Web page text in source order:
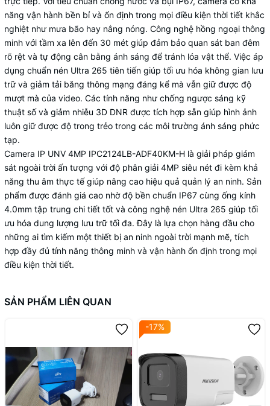
năng vận hành bền bỉ và ổn định trong mọi điều kiện thời tiết khắc
nghiệt như mưa bão hay nắng nóng. Công nghệ hồng ngoại thông
minh với tầm xa lên đến 30 mét giúp đảm bảo quan sát ban đêm
rõ rệt và tự động cân bằng ánh sáng để tránh lóa vật thể. Việc áp
dụng chuẩn nén Ultra 265 tiên tiến giúp tối ưu hóa không gian lưu
trữ và giảm tải băng thông mạng đáng kể mà vẫn giữ được độ
mượt mà của video. Các tính năng như chống ngược sáng kỹ
thuật số và giảm nhiễu 3D DNR được tích hợp sẵn giúp hình ảnh
luôn giữ được độ trong trẻo trong các môi trường ánh sáng phức
tạp.
Camera IP UNV 4MP IPC2124LB-ADF40KM-H là giải pháp giám
sát ngoài trời ấn tượng với độ phân giải 4MP siêu nét đi kèm khả
năng thu âm thực tế giúp nâng cao hiệu quả quản lý an ninh. Sản
phẩm được đánh giá cao nhờ độ bền chuẩn IP67 cùng ống kính
4.0mm tập trung chi tiết tốt và công nghệ nén Ultra 265 giúp tối
ưu hóa dung lượng lưu trữ tối đa. Đây là lựa chọn hàng đầu cho
những ai tìm kiếm một thiết bị an ninh ngoài trời mạnh mẽ, tích
hợp đầy đủ tính năng thông minh và vận hành ổn định trong mọi
điều kiện thời tiết.
SẢN PHẨM LIÊN QUAN
-17%